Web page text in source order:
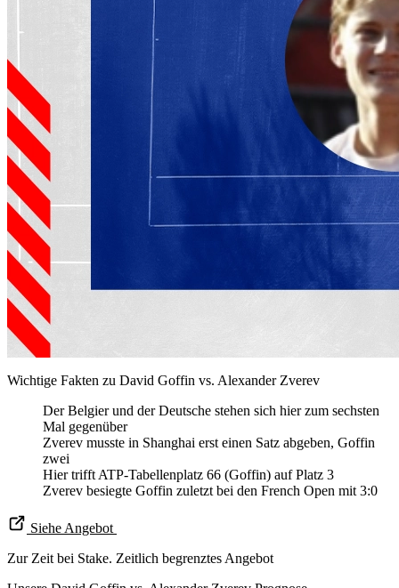
Wichtige Fakten zu David Goffin vs. Alexander Zverev
Der Belgier und der Deutsche stehen sich hier zum sechsten
Mal gegenüber
Zverev musste in Shanghai erst einen Satz abgeben, Goffin
zwei
Hier trifft ATP-Tabellenplatz 66 (Goffin) auf Platz 3
Zverev besiegte Goffin zuletzt bei den French Open mit 3:0
Siehe Angebot
Zur Zeit bei Stake. Zeitlich begrenztes Angebot